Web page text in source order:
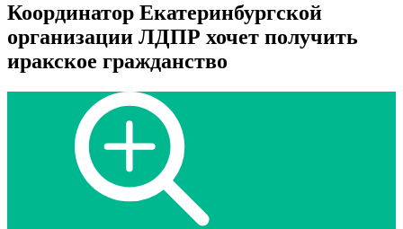
Координатор Екатеринбургской
организации ЛДПР хочет получить
иракское гражданство